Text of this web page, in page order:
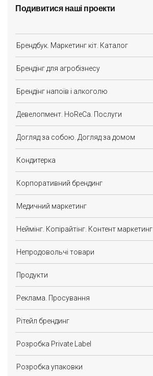
Подивитися наші проекти
Брендбук. Маркетинг кіт. Каталог
Брендінг для агробізнесу
Брендінг напоїв і алкоголю
Девелопмент. HoReCa. Послуги
Догляд за собою. Догляд за домом
Кондитерка
Корпоративний брендинг
Медичний маркетинг
Неймінг. Копірайтінг. Контент маркетинг
Непродовольчі товари
Продукти
Реклама. Просування
Рітейл брендинг
Розробка Private Label
Розробка упаковки